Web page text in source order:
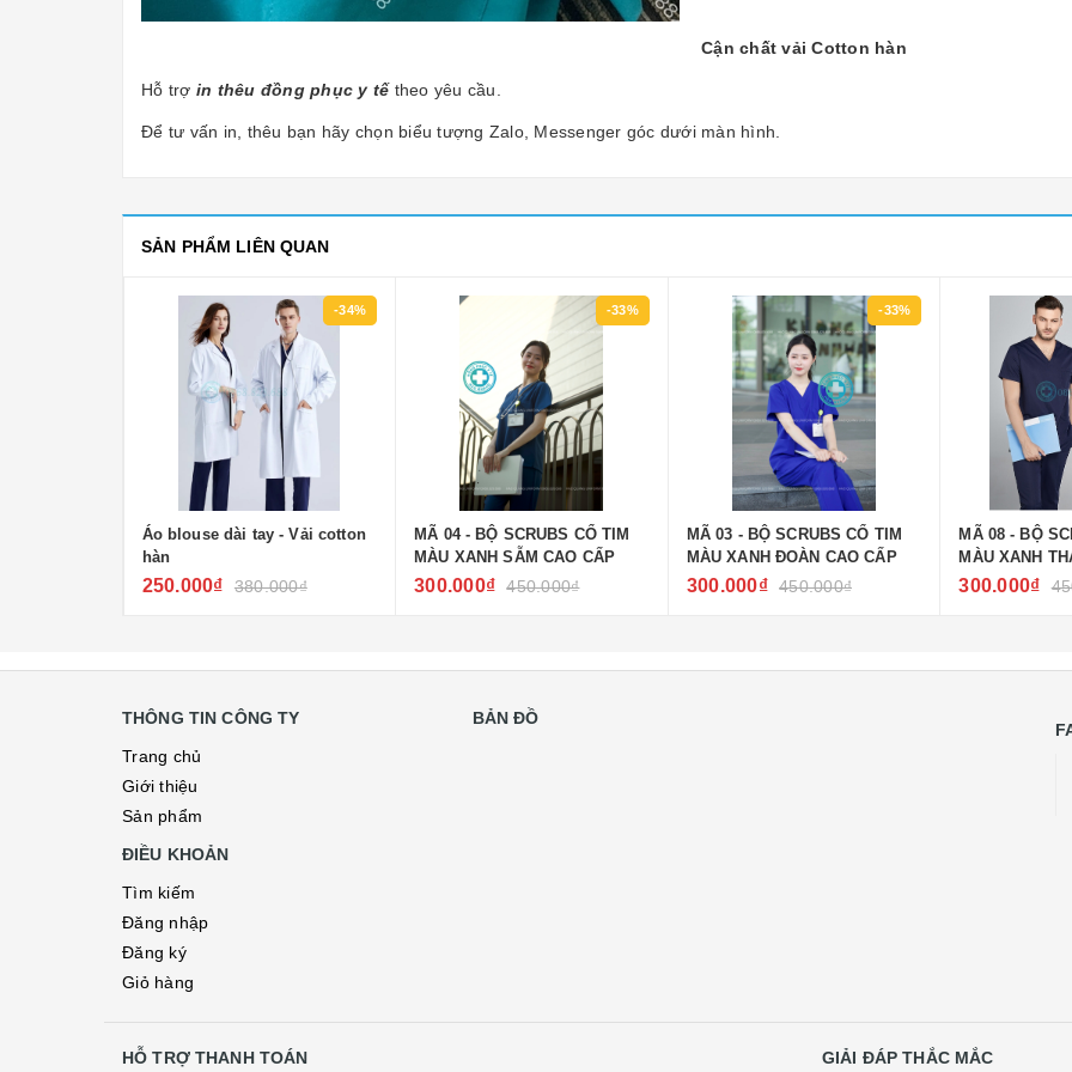
Cận chất vải Cotton hàn
Hỗ trợ in thêu đồngphục y tếtheo yêu cầu.
Để tư vấn in, thêu bạn hãy chọn biểu tượng Zalo, Messenger góc dưới màn hình.
SẢN PHẨM LIÊN QUAN
-34%
Áo blouse dài tay - Vải cotton
hàn
250.000₫ 380.000₫
-33%
MÃ 04 - BỘ SCRUBS CỔ TIM
MÀU XANH SẪM CAO CẤP
300.000₫ 450.000₫
-33%
MÃ 03 - BỘ SCRUBS CỔ TIM
MÀU XANH ĐOÀN CAO CẤP
300.000₫ 450.000₫
MÃ 08 - BỘ
MÀU XANH
300.000₫
THÔNG TIN CÔNG TY
Trang chủ
Giới thiệu
Sản phẩm
ĐIỀU KHOẢN
Tìm kiếm
Đăng nhập
Đăng ký
Giỏ hàng
BẢN ĐỒ
HỖ TRỢ THANH TOÁN GIẢI ĐÁP THẮC MẮC